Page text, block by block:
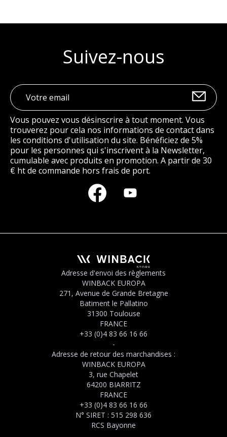
Suivez-nous
Vous pouvez vous désinscrire à tout moment. Vous
trouverez pour cela nos informations de contact dans
les conditions d'utilisation du site. Bénéficiez de 5%
pour les personnes qui s'inscrivent à la Newsletter,
cumulable avec produits en promotion. A partir de 30
€ ht de commande hors frais de port.
Adresse d'envoi des règlements
WINBACK EUROPA
271, Avenue de Grande Bretagne
Batiment le Pallatino
31300 Toulouse
FRANCE
+33 (0)4 83 66 16 66
-
Adresse de retour des marchandises :
WINBACK EUROPA
3, rue Chapelet
64200 BIARRITZ
FRANCE
+33 (0)4 83 66 16 66
N° SIRET : 515 298 636
RCS Bayonne